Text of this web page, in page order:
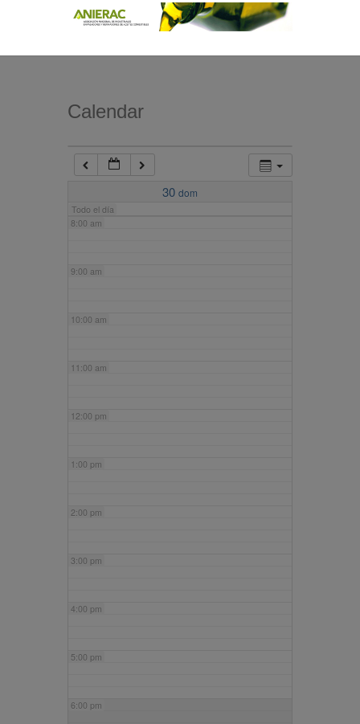
Calendar
30 dom
Todo el día
7:00 am
8:00 am
9:00 am
10:00 am
11:00 am
12:00 pm
1:00 pm
2:00 pm
3:00 pm
4:00 pm
5:00 pm
6:00 pm